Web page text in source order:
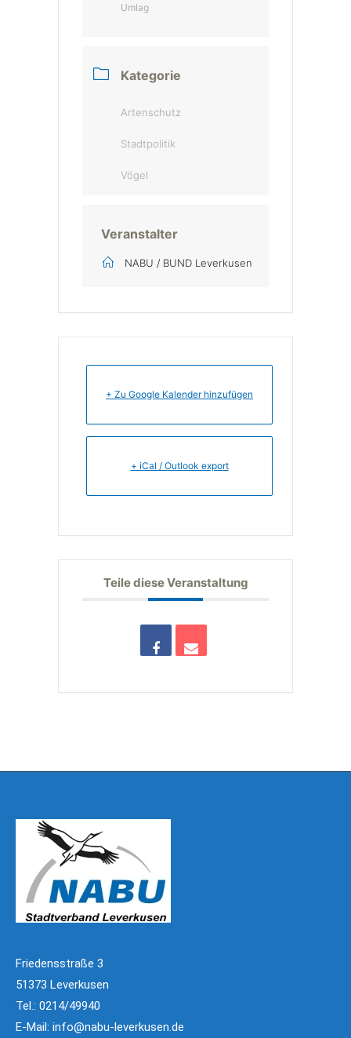
Umlag
Kategorie
Artenschutz
Stadtpolitik
Vögel
Veranstalter
NABU / BUND Leverkusen
+ Zu Google Kalender hinzufügen
+ iCal / Outlook export
Teile diese Veranstaltung
Friedensstraße 3
51373 Leverkusen
Tel.: 0214/49940
E-Mail: info@nabu-leverkusen.de